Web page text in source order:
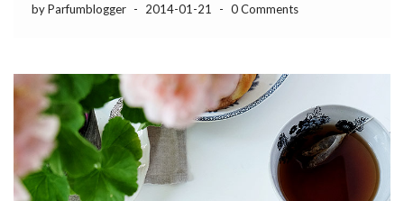
by Parfumblogger - 2014-01-21 - 0 Comments